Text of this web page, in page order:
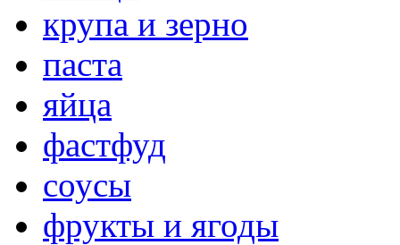
крупа и зерно
паста
яйца
фастфуд
соусы
фрукты и ягоды